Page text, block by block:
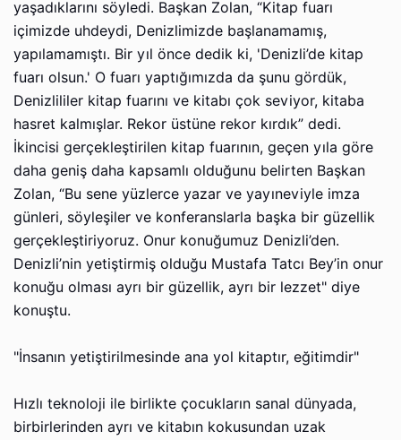
yaşadıklarını söyledi. Başkan Zolan, “Kitap fuarı
içimizde uhdeydi, Denizlimizde başlanamamış,
yapılamamıştı. Bir yıl önce dedik ki, 'Denizli’de kitap
fuarı olsun.' O fuarı yaptığımızda da şunu gördük,
Denizlililer kitap fuarını ve kitabı çok seviyor, kitaba
hasret kalmışlar. Rekor üstüne rekor kırdık” dedi.
İkincisi gerçekleştirilen kitap fuarının, geçen yıla göre
daha geniş daha kapsamlı olduğunu belirten Başkan
Zolan, “Bu sene yüzlerce yazar ve yayıneviyle imza
günleri, söyleşiler ve konferanslarla başka bir güzellik
gerçekleştiriyoruz. Onur konuğumuz Denizli’den.
Denizli’nin yetiştirmiş olduğu Mustafa Tatcı Bey’in onur
konuğu olması ayrı bir güzellik, ayrı bir lezzet" diye
konuştu.
"İnsanın yetiştirilmesinde ana yol kitaptır, eğitimdir"
Hızlı teknoloji ile birlikte çocukların sanal dünyada,
birbirlerinden ayrı ve kitabın kokusundan uzak